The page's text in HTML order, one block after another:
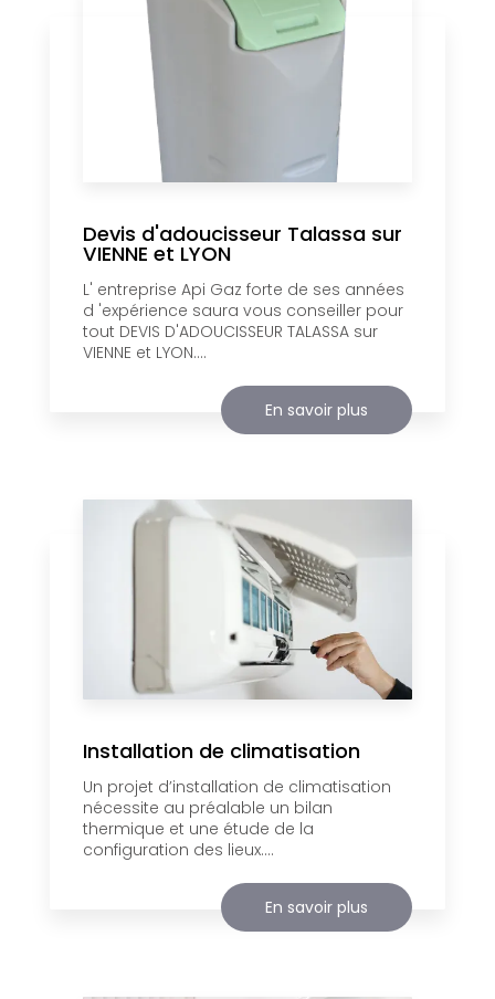
Devis d'adoucisseur Talassa sur
VIENNE et LYON
L' entreprise Api Gaz forte de ses années
d 'expérience saura vous conseiller pour
tout DEVIS D'ADOUCISSEUR TALASSA sur
VIENNE et LYON....
En savoir plus
Installation de climatisation
Un projet d’installation de climatisation
nécessite au préalable un bilan
thermique et une étude de la
configuration des lieux....
En savoir plus